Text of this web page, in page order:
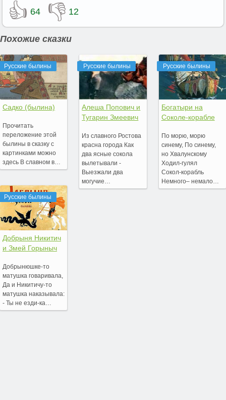
👍 64 👎 12
Похожие сказки
Русские былины
Садко (былина)
Прочитать
переложение этой
былины в сказку с
картинками можно
здесь В славном в…
Русские былины
Добрыня Никитич
и Змей Горыныч
Добрынюшке-то
матушка говаривала,
Да и Никитичу-то
матушка наказывала:
- Ты не езди-ка…
Русские былины
Алеша Попович и
Тугарин Змеевич
Из славного Ростова
красна города Как
два ясные сокола
вылетывали -
Выезжали два
могучие…
Русские былины
Богатыри на
Соколе-корабле
По морю, морю
синему, По синему,
но Хвалунскому
Ходил‑гулял
Сокол‑корабль
Немного– немало…